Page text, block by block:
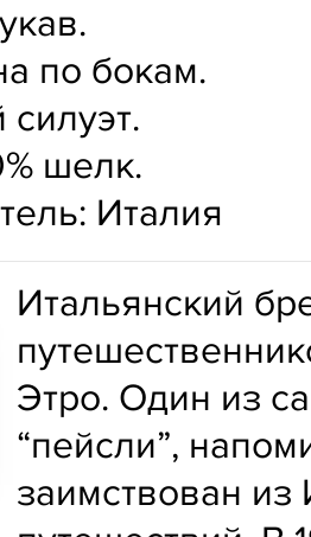
по бокам.
шелк.
Италия
Итальянский
Этро. Один из
“пейсли”,
заимствован из